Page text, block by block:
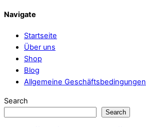
Navigate
Startseite
Über uns
Shop
Blog
Allgemeine Geschäftsbedingungen
Search
Search